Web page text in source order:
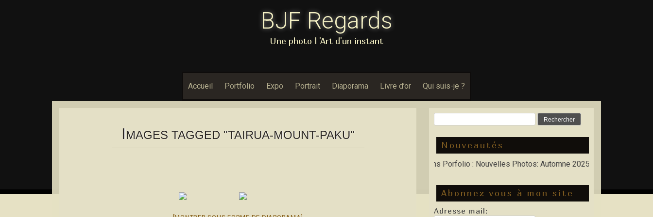
BJF Regards
Une photo l 'Art d'un instant
Accueil Portfolio Expo Portrait Diaporama Livre d’or Qui suis-je ?
IMAGES TAGGED "TAIRUA-MOUNT-PAKU"
Nouveautés
Dans Porfolio : Nouvelles Photos: Automne 2025, Hiver 2026
Abonnez vous à mon site
Adresse mail: